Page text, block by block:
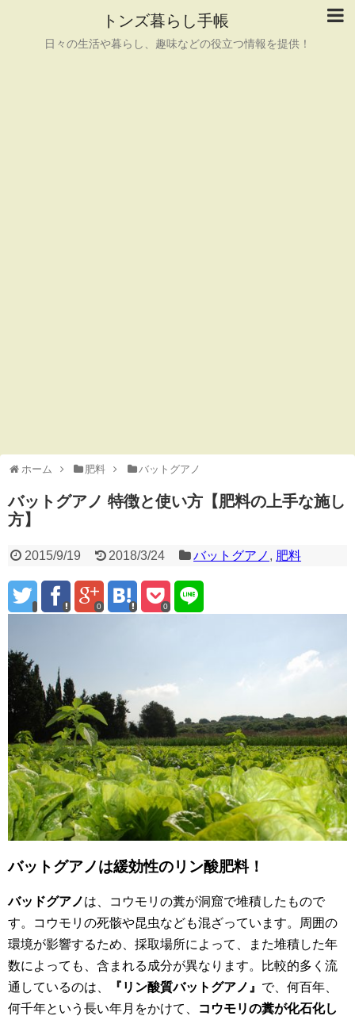
トンズ暮らし手帳
日々の生活や暮らし、趣味などの役立つ情報を提供！
ホーム 肥料 バットグアノ
バットグアノ 特徴と使い方【肥料の上手な施し
方】
2015/9/19 2018/3/24 バットグアノ , 肥料
0 0
バットグアノは緩効性のリン酸肥料！
バッドグアノは、コウモリの糞が洞窟で堆積したもので
す。コウモリの死骸や昆虫なども混ざっています。周囲の
環境が影響するため、採取場所によって、また堆積した年
数によっても、含まれる成分が異なります。比較的多く流
通しているのは、
『リン酸質バットグアノ』 で、何百年、
何千年という長い年月をかけて、
コウモリの糞が化石化し